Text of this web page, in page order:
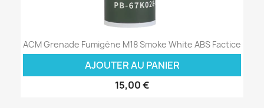
ACM Grenade Fumigène M18 Smoke White ABS Factice
AJOUTER AU PANIER
15,00 €